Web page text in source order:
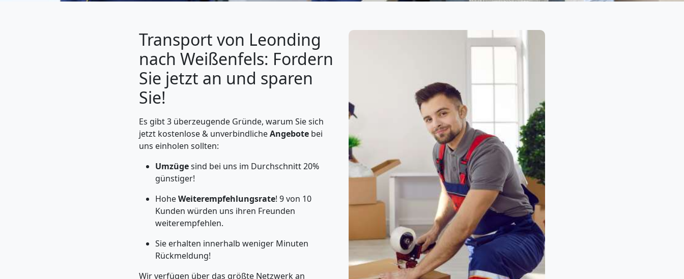
Transport von Leonding
nach Weißenfels: Fordern
Sie jetzt an und sparen
Sie!
Es gibt 3 überzeugende Gründe, warum Sie sich
jetzt kostenlose & unverbindlicheAngebote bei
uns einholen sollten:
Umzügesind bei uns im Durchschnitt 20%
günstiger!
HoheWeiterempfehlungsrate! 9 von 10
Kunden würden uns ihren Freunden
weiterempfehlen.
Sie erhalten innerhalb weniger Minuten
Rückmeldung!
Wir verfügen über das größte Netzwerk an